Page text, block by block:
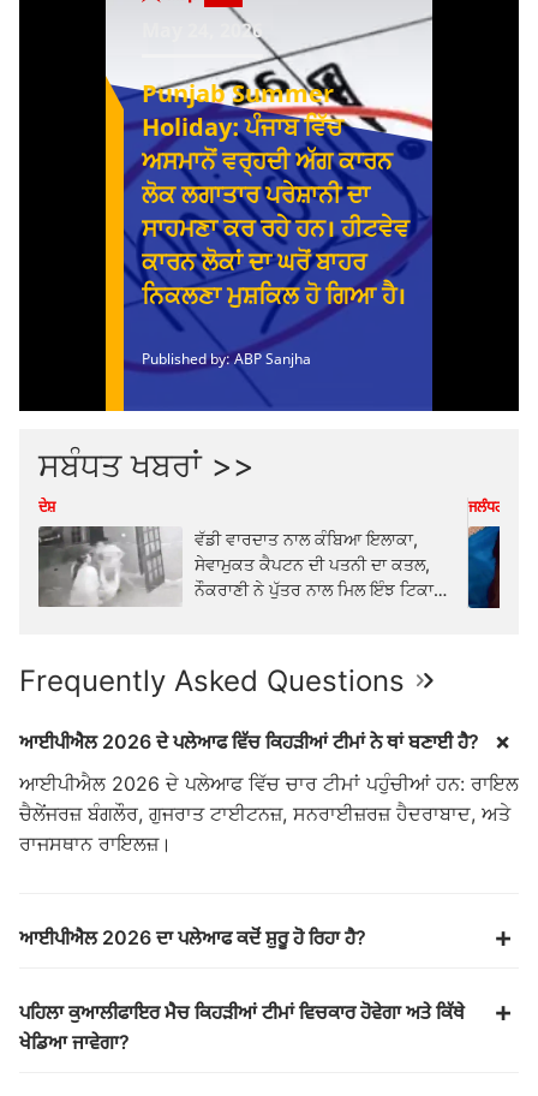
ਸਬੰਧਤ ਖਬਰਾਂ >>
ਦੇਸ਼
ਵੱਡੀ ਵਾਰਦਾਤ ਨਾਲ ਕੰਬਿਆ ਇਲਾਕਾ,
ਸੇਵਾਮੁਕਤ ਕੈਪਟਨ ਦੀ ਪਤਨੀ ਦਾ ਕਤਲ,
ਨੌਕਰਾਣੀ ਨੇ ਪੁੱਤਰ ਨਾਲ ਮਿਲ ਇੰਝ ਟਿਕਾਣੇ
ਜਲੰਧਰ
Frequently Asked Questions
ਆਈਪੀਐਲ 2026 ਦੇ ਪਲੇਆਫ ਵਿੱਚ ਕਿਹੜੀਆਂ ਟੀਮਾਂ ਨੇ ਥਾਂ ਬਣਾਈ ਹੈ?
ਆਈਪੀਐਲ 2026 ਦੇ ਪਲੇਆਫ ਵਿੱਚ ਚਾਰ ਟੀਮਾਂ ਪਹੁੰਚੀਆਂ ਹਨ: ਰਾਇਲ
ਚੈਲੇਂਜਰਜ਼ ਬੰਗਲੌਰ, ਗੁਜਰਾਤ ਟਾਈਟਨਜ਼, ਸਨਰਾਈਜ਼ਰਜ਼ ਹੈਦਰਾਬਾਦ, ਅਤੇ
ਰਾਜਸਥਾਨ ਰਾਇਲਜ਼।
ਆਈਪੀਐਲ 2026 ਦਾ ਪਲੇਆਫ ਕਦੋਂ ਸ਼ੁਰੂ ਹੋ ਰਿਹਾ ਹੈ?
ਪਹਿਲਾ ਕੁਆਲੀਫਾਇਰ ਮੈਚ ਕਿਹੜੀਆਂ ਟੀਮਾਂ ਵਿਚਕਾਰ ਹੋਵੇਗਾ ਅਤੇ ਕਿੱਥੇ
ਖੇਡਿਆ ਜਾਵੇਗਾ?